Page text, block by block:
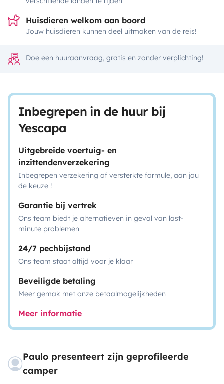
Huisdieren welkom aan boord
Jouw huisdieren kunnen deel uitmaken van de reis!
Doe een huuraanvraag, gratis en zonder verplichting!
Inbegrepen in de huur bij
Yescapa
Uitgebreide voertuig- en
inzittendenverzekering
Inbegrepen verzekering of versterkte formule, aan jou
de keuze !
Garantie bij vertrek
Ons team biedt je alternatieven in geval van last-
minute problemen
24/7 pechbijstand
Ons team staat altijd voor je klaar
Beveiligde betaling
Meer gemak met onze betaalmogelijkheden
Meer informatie
Paulo presenteert zijn geprofileerde
camper